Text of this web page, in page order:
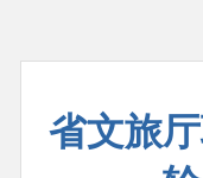
省文旅